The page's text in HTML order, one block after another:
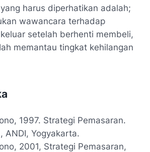
harus diperhatikan adalah;
wawancara terhadap
setelah berhenti membeli,
memantau tingkat kehilangan
1997. Strategi Pemasaran.
ANDI, Yogyakarta.
2001, Strategi Pemasaran,